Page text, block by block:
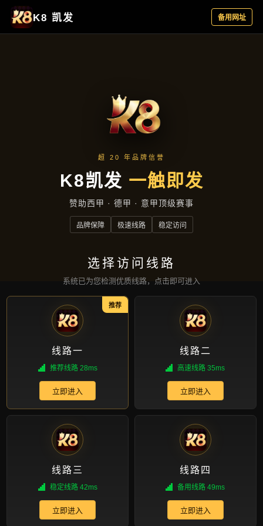
产品展示
首页 产品展示